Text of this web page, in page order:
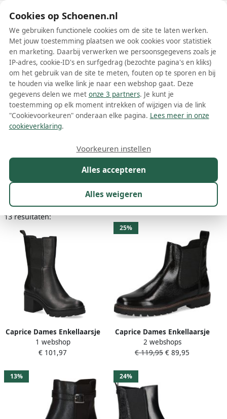
Schoenen.nl
Wis filters Alle filters
Zwarte CAPRICE dames chelsea
boots
Meer lezen
Chelsea boots Enkelboots Veterboots
13 resultaten:
Caprice Dames Enkellaarsje
9 9 25420 29 022 G breedte
1 webshop
€ 101,97
25%
Caprice Dames Enkellaarsje
9-25412-45 017 G-breedte
2 webshops
€ 119,95 € 89,95
13% 24%
Cookies op Schoenen.nl
We gebruiken functionele cookies om de site te laten werken.
Met jouw toestemming plaatsen we ook cookies voor statistiek
en marketing. Daarbij verwerken we persoonsgegevens zoals je
IP-adres, cookie-ID's en surfgedrag (bezochte pagina's en kliks)
om het gebruik van de site te meten, fouten op te sporen en bij
te houden via welke link je naar een webshop gaat. Deze
gegevens delen we met onze 3 partners. Je kunt je
toestemming op elk moment intrekken of wijzigen via de link
"Cookievoorkeuren" onderaan elke pagina. Lees meer in onze
cookieverklaring.
Alles accepteren
Alles weigeren
Voorkeuren instellen